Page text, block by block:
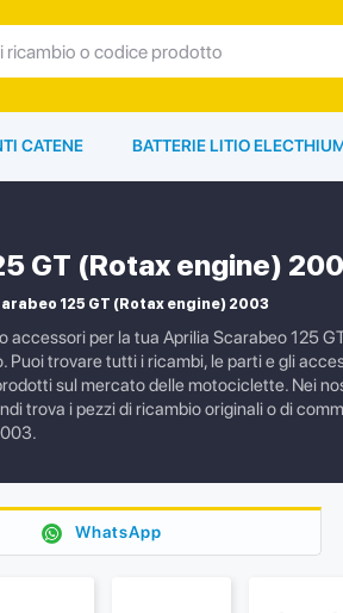
CATENE BATTERIE LITIO
GT (Rotax engine)
125 GT (Rotax engine) 2003
accessori per la tua Aprilia Scarabeo 125
Puoi trovare tutti i ricambi, le parti e gli
sul mercato delle motociclette. Nei
trova i pezzi di ricambio originali o di
WhatsApp